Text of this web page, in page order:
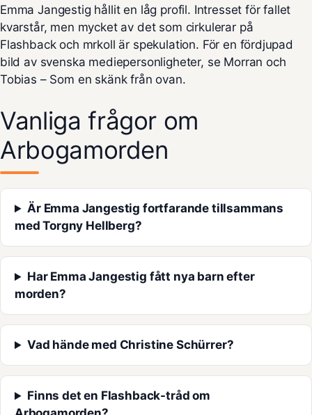
Emma Jangestig hållit en låg profil. Intresset för fallet
kvarstår, men mycket av det som cirkulerar på
Flashback och mrkoll är spekulation. För en fördjupad
bild av svenska mediepersonligheter, se Morran och
Tobias – Som en skänk från ovan.
Vanliga frågor om
Arbogamorden
Är Emma Jangestig fortfarande tillsammans
med Torgny Hellberg?
Har Emma Jangestig fått nya barn efter
morden?
Vad hände med Christine Schürrer?
Finns det en Flashback-tråd om